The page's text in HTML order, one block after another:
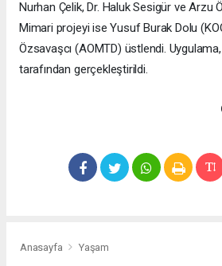
Nurhan Çelik, Dr. Haluk Sesigür ve Arzu
Mimari projeyi ise Yusuf Burak Dolu
Özsavaşcı (AOMTD) üstlendi.
tarafından gerçekleştirildi.
Anasayfa Yaşam